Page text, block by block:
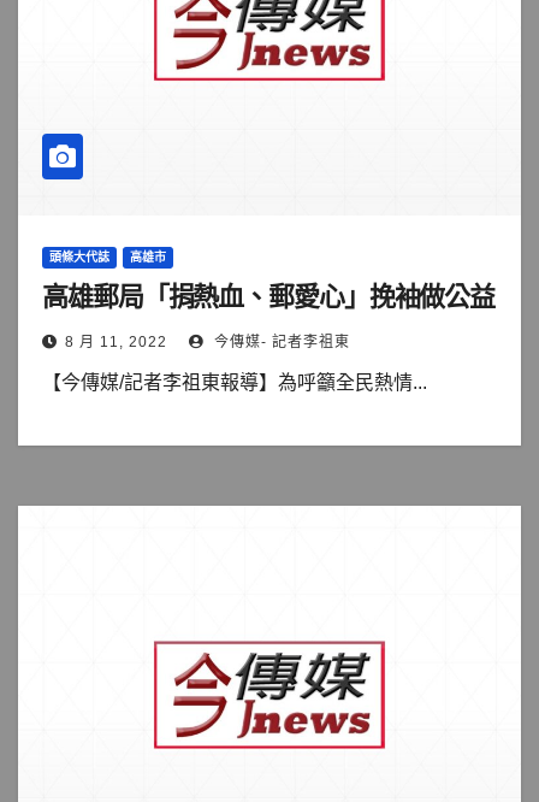
頭條大代誌 高雄市
高雄郵局「捐熱血、郵愛心」挽袖做公益
8 月 11, 2022 今傳媒- 記者李祖東
【今傳媒/記者李祖東報導】為呼籲全民熱情...